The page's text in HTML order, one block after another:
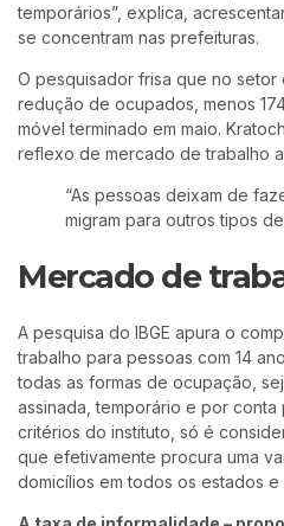
temporários”, explica,
se concentram nas prefeituras.
O pesquisador frisa que no
redução de ocupados, menos
móvel terminado em maio.
reflexo de mercado de trabalho
“As pessoas deixam de
migram para outros tipos
Mercado de
A pesquisa do IBGE apura o
trabalho para pessoas com 14
todas as formas de ocupação,
assinada, temporário e por
critérios do instituto, só é
que efetivamente procura uma
domicílios em todos os estados e